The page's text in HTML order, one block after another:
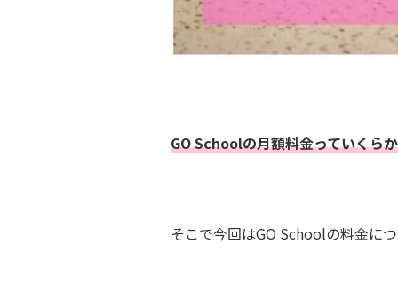
GO Schoolの月額料金っていくら
そこで今回はGO Schoolの料金に